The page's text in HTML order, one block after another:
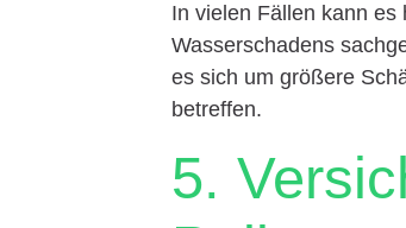
In vielen Fällen kann
Wasserschadens
es sich um größere
betreffen.
5.